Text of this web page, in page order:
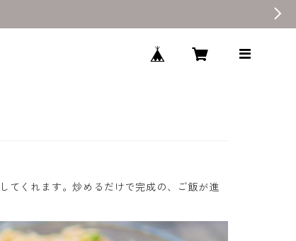
てくれます。炒めるだけで完成の、ご飯が進